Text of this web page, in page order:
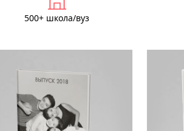
500+ школа/вуз